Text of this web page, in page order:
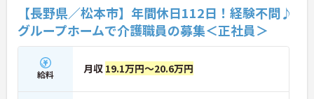
【長野県／松本市】年間休日112日！経験不問♪
グループホームで介護職員の募集＜正社員＞
給料 月収 19.1万円～20.6万円